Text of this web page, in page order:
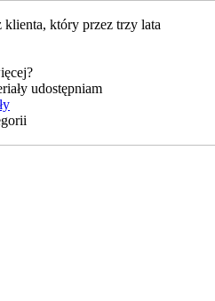
klienta, który przez trzy lata
udostępniam